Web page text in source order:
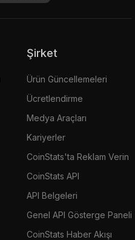
Şirket
Ürün Güncellemeleri
Ücretlendirme
Medya Araçları
Kariyerler
CoinStats'ta Reklam Verin
CoinStats API
API Belgeleri
Genel API Gösterge Paneli
CoinStats Haber Akışı